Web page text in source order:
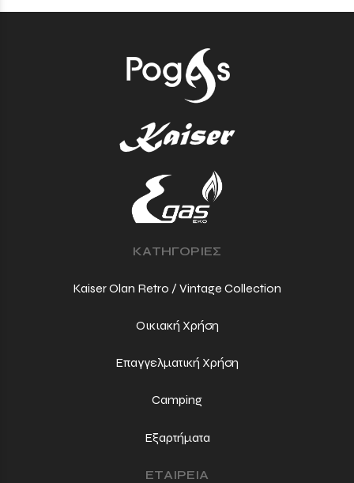
ΚΑΤΗΓΟΡΙΕΣ
Kaiser Olan Retro / Vintage Collection
Οικιακή Χρήση
Επαγγελματική Χρήση
Camping
Εξαρτήματα
ΕΤΑΙΡΕΙΑ